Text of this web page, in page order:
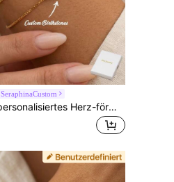
SeraphinaCustom
1 Stück personalisiertes Herz-förmiges Geburtsstein-Armband, Doppel-Geburtsstein-Armband, Mutter-Tochter-Armband, Jahrestags-Geschenk, Geschenk für Mama, Muttertags-Geschenk